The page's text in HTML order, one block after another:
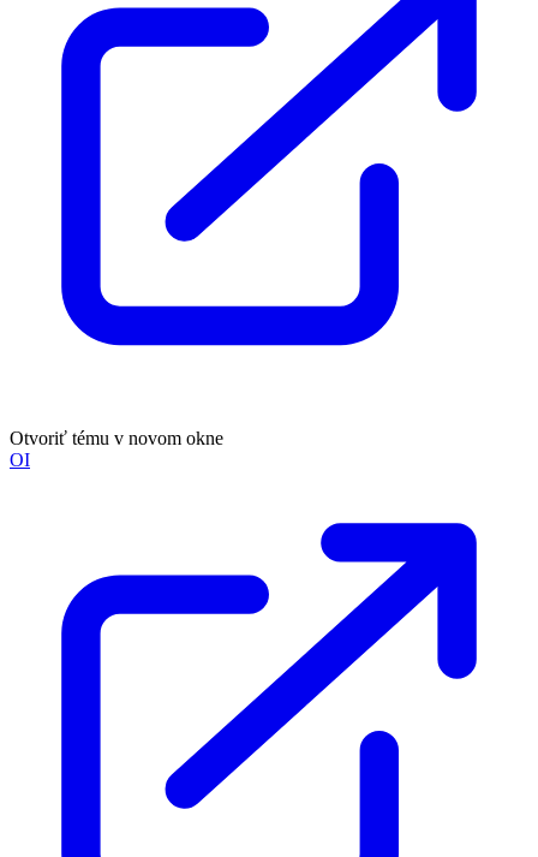
Otvoriť tému v novom okne
OI